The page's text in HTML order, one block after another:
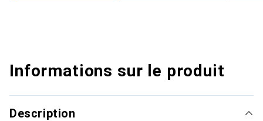
Informations sur le produit
Description